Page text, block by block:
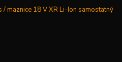
maznice 18 V XR Li-Ion samostatný